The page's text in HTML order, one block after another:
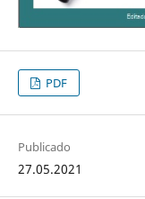
PDF
Publicado
27.05.2021